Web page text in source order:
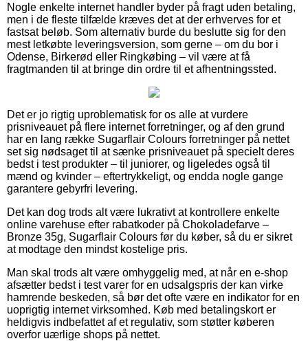
Nogle enkelte internet handler byder på fragt uden betaling,
men i de fleste tilfælde kræves det at der erhverves for et
fastsat beløb. Som alternativ burde du beslutte sig for den
mest letkøbte leveringsversion, som gerne – om du bor i
Odense, Birkerød eller Ringkøbing – vil være at få
fragtmanden til at bringe din ordre til et afhentningssted.
Det er jo rigtig uproblematisk for os alle at vurdere
prisniveauet på flere internet forretninger, og af den grund
har en lang række Sugarflair Colours forretninger på nettet
set sig nødsaget til at sænke prisniveauet på specielt deres
bedst i test produkter – til juniorer, og ligeledes også til
mænd og kvinder – eftertrykkeligt, og endda nogle gange
garantere gebyrfri levering.
Det kan dog trods alt være lukrativt at kontrollere enkelte
online varehuse efter rabatkoder på Chokoladefarve –
Bronze 35g, Sugarflair Colours før du køber, så du er sikret
at modtage den mindst kostelige pris.
Man skal trods alt være omhyggelig med, at når en e-shop
afsætter bedst i test varer for en udsalgspris der kan virke
hamrende beskeden, så bør det ofte være en indikator for en
uoprigtig internet virksomhed. Køb med betalingskort er
heldigvis indbefattet af et regulativ, som støtter køberen
overfor uærlige shops på nettet.